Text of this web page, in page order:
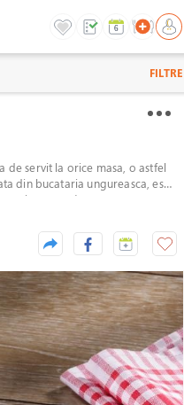
FILTRE
de servit la orice masa, o astfel
din bucataria ungureasca, este